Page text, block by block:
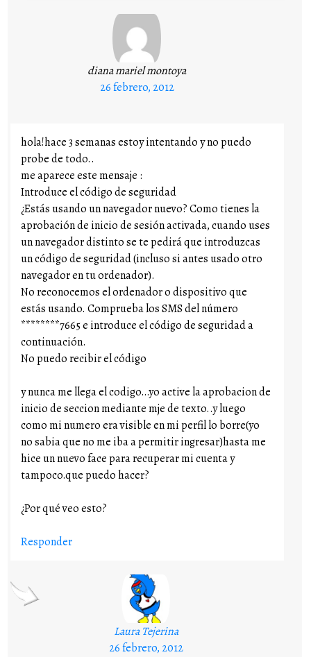
diana mariel montoya
26 febrero, 2012
hola!hace 3 semanas estoy intentando y no puedo
probe de todo..
me aparece este mensaje :
Introduce el código de seguridad
¿Estás usando un navegador nuevo? Como tienes la
aprobación de inicio de sesión activada, cuando uses
un navegador distinto se te pedirá que introduzcas
un código de seguridad (incluso si antes usado otro
navegador en tu ordenador).
No reconocemos el ordenador o dispositivo que
estás usando. Comprueba los SMS del número
********7665 e introduce el código de seguridad a
continuación.
No puedo recibir el código
y nunca me llega el codigo…yo active la aprobacion de
inicio de seccion mediante mje de texto..y luego
como mi numero era visible en mi perfil lo borre(yo
no sabia que no me iba a permitir ingresar)hasta me
hice un nuevo face para recuperar mi cuenta y
tampoco.que puedo hacer?
¿Por qué veo esto?
Responder
Laura Tejerina
26 febrero, 2012